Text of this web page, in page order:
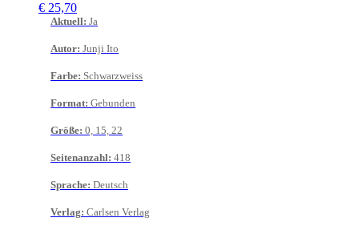
€ 25,70
Aktuell: Ja
Autor: Junji Ito
Farbe: Schwarzweiss
Format: Gebunden
Größe: 0, 15, 22
Seitenanzahl: 418
Sprache: Deutsch
Verlag: Carlsen Verlag